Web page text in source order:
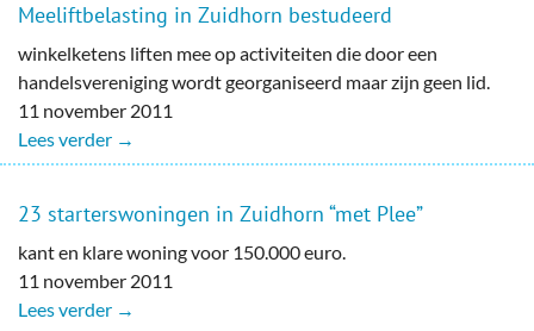
Meeliftbelasting in Zuidhorn bestudeerd
winkelketens liften mee op activiteiten die door een
handelsvereniging wordt georganiseerd maar zijn geen lid.
11 november 2011
Lees verder →
23 starterswoningen in Zuidhorn “met Plee”
kant en klare woning voor 150.000 euro.
11 november 2011
Lees verder →